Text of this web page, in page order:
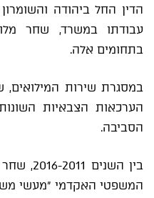
הדין החל ביהודה
עבודתו במשרד, שחר
בתחומים אלה.
במסגרת שירות
הערכאות הצבאיות
הסביבה.
בין
המשפטי האקדמי "מעשי